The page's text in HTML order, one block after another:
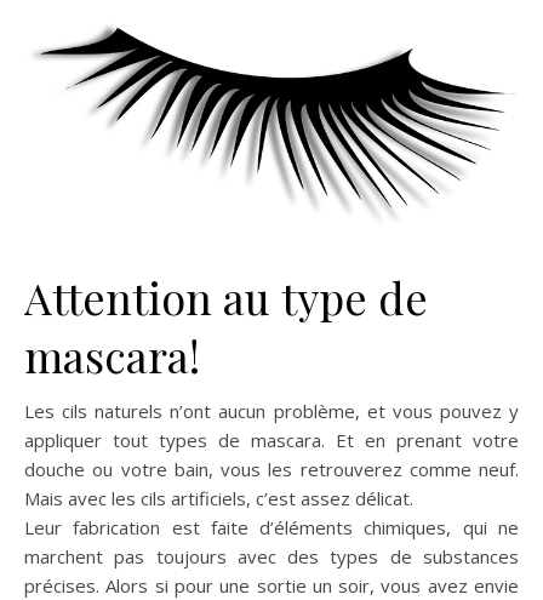
Attention au type de
mascara!
Les cils naturels n’ont aucun problème, et vous pouvez y
appliquer tout types de mascara. Et en prenant votre
douche ou votre bain, vous les retrouverez comme neuf.
Mais avec les cils artificiels, c’est assez délicat.
Leur fabrication est faite d’éléments chimiques, qui ne
marchent pas toujours avec des types de substances
précises. Alors si pour une sortie un soir, vous avez envie